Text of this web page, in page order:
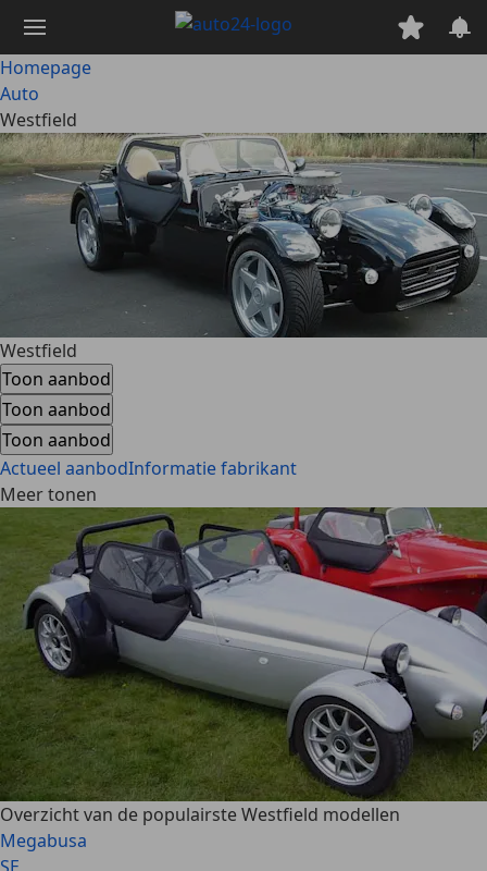
naar
hoofdinhoud
Homepage
Auto
Westfield
Westfield
Toon aanbod
Toon aanbod
Toon aanbod
Actueel aanbodInformatie fabrikant
Meer tonen
Overzicht van de populairste Westfield modellen
Megabusa